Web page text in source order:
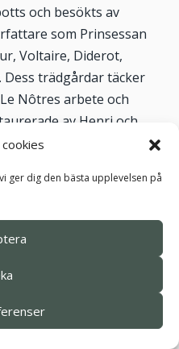
ger dig den bästa upplevelsen på
och besökts av
som Prinsessan
Voltaire, Diderot,
trädgårdar täcker
Nôtres arbete och
av Henri och
eftermiddag ankommer
vistelsen och vi äter en